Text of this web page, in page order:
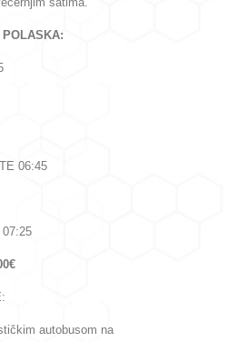
POLASKA:
06:45
07:25
autobusom na